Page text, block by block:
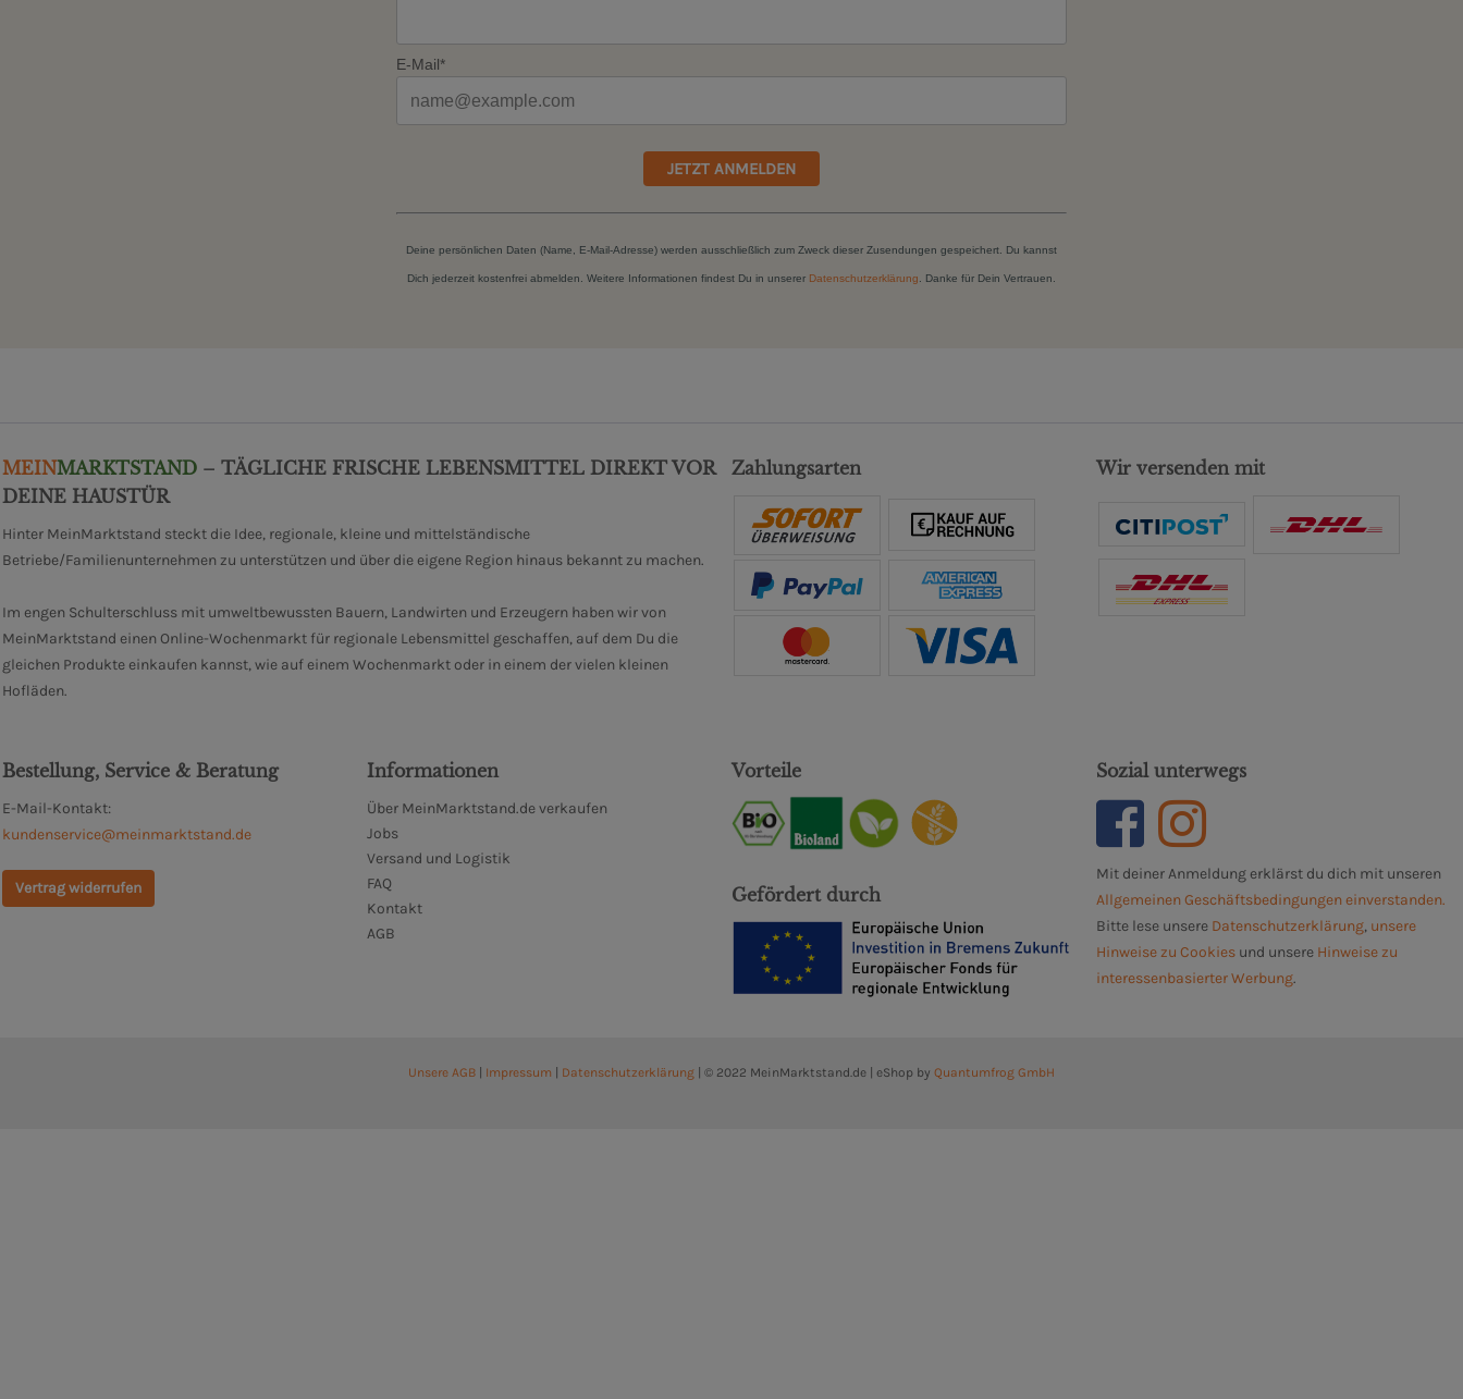
E-Mail*
JETZT ANMELDEN
Deine persönlichen Daten (Name, E-Mail-Adresse) werden ausschließlich zum Zweck dieser Zusendungen gespeichert. Du kannst
Dich jederzeit kostenfrei abmelden. Weitere Informationen findest Du in unserer Datenschutzerklärung. Danke für Dein Vertrauen.
MEINMARKTSTAND – TÄGLICHE FRISCHE LEBENSMITTEL DIREKT VOR
DEINE HAUSTÜR
Hinter MeinMarktstand steckt die Idee, regionale, kleine und mittelständische
Betriebe/Familienunternehmen zu unterstützen und über die eigene Region hinaus bekannt zu machen.
Im engen Schulterschluss mit umweltbewussten Bauern, Landwirten und Erzeugern haben wir von
MeinMarktstand einen Online-Wochenmarkt für regionale Lebensmittel geschaffen, auf dem Du die
gleichen Produkte einkaufen kannst, wie auf einem Wochenmarkt oder in einem der vielen kleinen
Hofläden.
Zahlungsarten Wir versenden mit
Bestellung, Service & Beratung
E-Mail-Kontakt:
kundenservice@meinmarktstand.de
Vertrag widerrufen
Informationen
Über MeinMarktstand.de verkaufen
Jobs
Versand und Logistik
FAQ
Kontakt
AGB
Vorteile
Gefördert durch
Sozial unterwegs
Mit deiner Anmeldung erklärst du dich mit unseren
Allgemeinen Geschäftsbedingungen einverstanden.
Bitte lese unsere Datenschutzerklärung, unsere
Hinweise zu Cookies und unsere Hinweise zu
interessenbasierter Werbung.
Unsere AGB Impressum Datenschutzerklärung | © 2022 MeinMarktstand.de | eShop by Quantumfrog GmbH